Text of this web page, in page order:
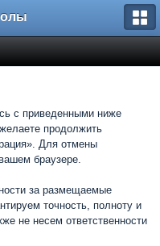
с приведенными ниже
продолжить
Для отмены
браузере.
за размещаемые
точность, полноту и
не несем ответственности